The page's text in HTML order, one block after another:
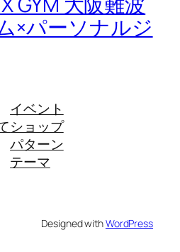
×パーソナルジ
イベント
ショップ
パターン
テーマ
Designed withWordPress